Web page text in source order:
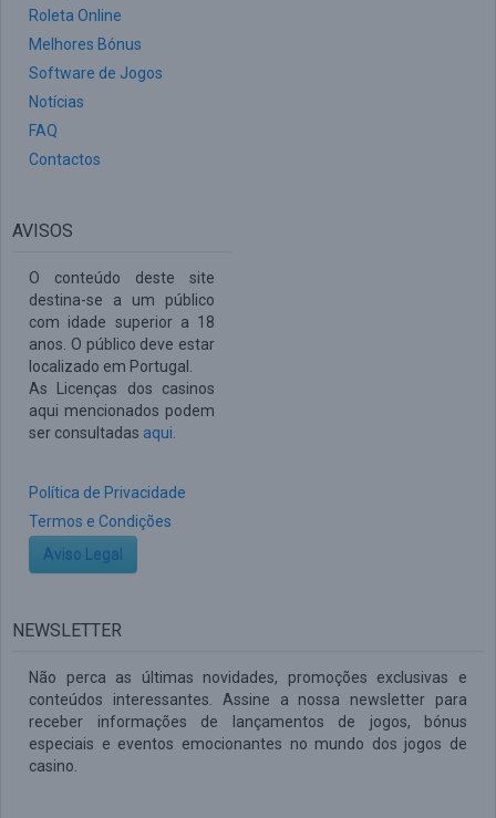
Roleta Online
Melhores Bónus
Software de Jogos
Notícias
FAQ
Contactos
AVISOS
O conteúdo deste site
destina-se a um público
com idade superior a 18
anos. O público deve estar
localizado em Portugal.
As Licenças dos casinos
aqui mencionados podem
ser consultadas aqui
Política de Privacidade
Termos e Condições
Aviso Legal
NEWSLETTER
Não perca as últimas novidades, promoções exclusivas e
conteúdos interessantes. Assine a nossa newsletter para
receber informações de lançamentos de jogos, bónus
especiais e eventos emocionantes no mundo dos jogos de
casino.